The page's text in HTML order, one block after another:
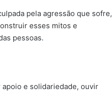
pela agressão que sofre,
esses mitos e
pessoas.
e solidariedade, ouvir